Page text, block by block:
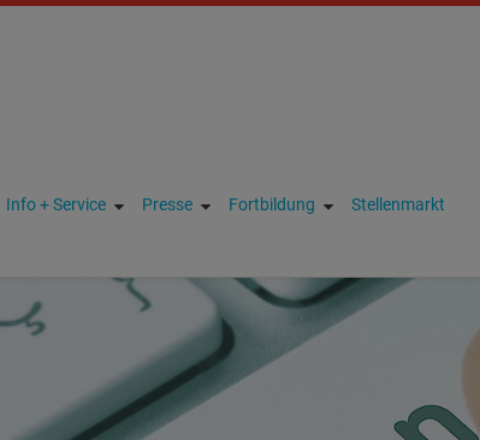
Info + Service Presse Fortbildung Stellenmarkt